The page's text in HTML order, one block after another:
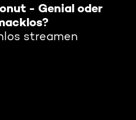
- Genial oder
streamen